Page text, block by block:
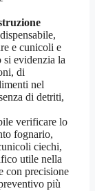
e cunicoli e
si evidenzia la
di
nel
di detriti,
verificare lo
fognario,
ciechi,
utile nella
con precisione
più